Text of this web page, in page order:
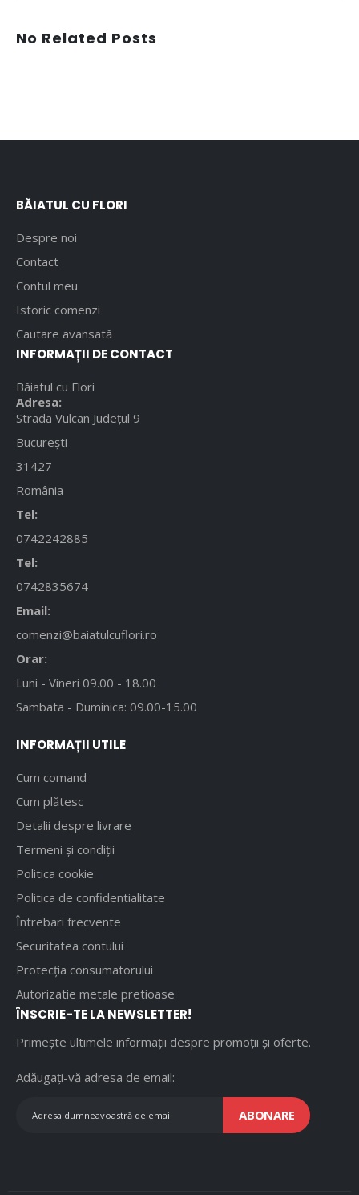
No Related Posts
BĂIATUL CU FLORI
Despre noi
Contact
Contul meu
Istoric comenzi
Cautare avansată
INFORMAȚII DE CONTACT
Băiatul cu Flori
Adresa:
Strada Vulcan Județul 9
București
31427
România
Tel:
0742242885
Tel:
0742835674
Email:
comenzi@baiatulcuflori.ro
Orar:
Luni - Vineri 09.00 - 18.00
Sambata - Duminica: 09.00-15.00
INFORMAȚII UTILE
Cum comand
Cum plătesc
Detalii despre livrare
Termeni și condiții
Politica cookie
Politica de confidentialitate
Întrebari frecvente
Securitatea contului
Protecția consumatorului
Autorizatie metale pretioase
ÎNSCRIE-TE LA NEWSLETTER!
Primește ultimele informații despre promoții și oferte.
Adăugați-vă adresa de email:
ABONARE